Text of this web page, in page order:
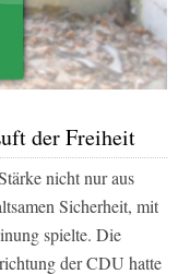
der Freiheit
nicht nur aus
Sicherheit, mit
spielte. Die
der CDU hatte